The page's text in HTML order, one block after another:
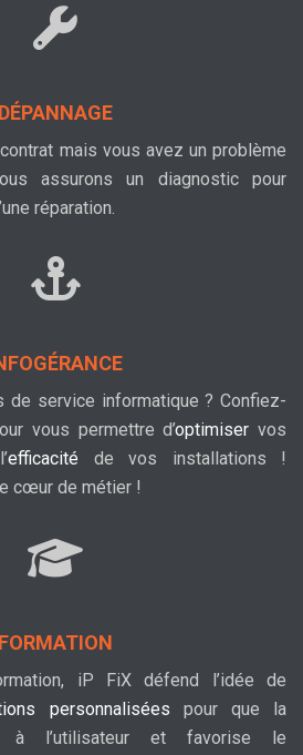
DÉPANNAGE
mais vous avez un problème
assurons un diagnostic pour
réparation.
de service informatique ? Confiez-
vous permettre d’optimiser vos
efficacité de vos installations !
cœur de métier !
FORMATION
iP FiX défend l’idée de
personnalisées pour que la
à l’utilisateur et favorise le